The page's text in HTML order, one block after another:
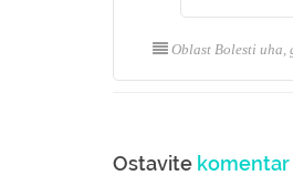
Oblast Bolesti uha,
Ostavite komentar